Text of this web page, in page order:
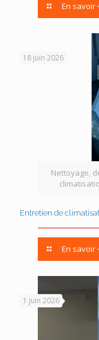
En savoir
Nettoyage,
18 juin 2026
Entretien de
En savoir
1 juin 2026